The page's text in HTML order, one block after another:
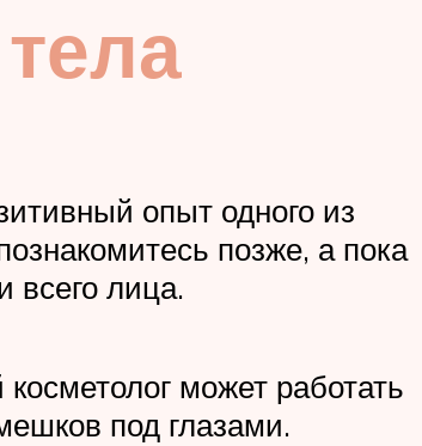
опыт одного из
позже, а пока
всего лица.
может работать
под глазами.